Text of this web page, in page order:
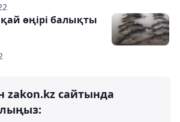
өңірі балықты
сайтында